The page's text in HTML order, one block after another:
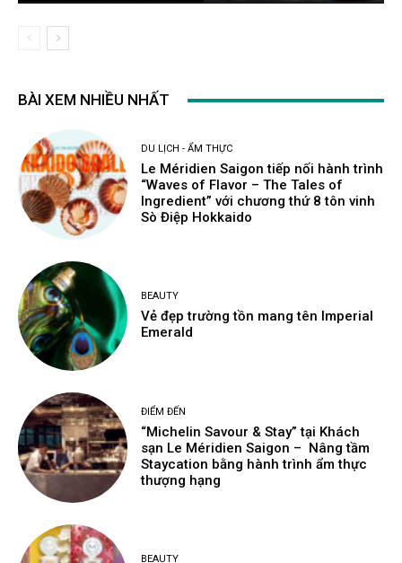
BÀI XEM NHIỀU NHẤT
DU LỊCH - ẨM THỰC
Le Méridien Saigon tiếp nối hành trình
“Waves of Flavor – The Tales of
Ingredient” với chương thứ 8 tôn vinh
Sò Điệp Hokkaido
BEAUTY
Vẻ đẹp trường tồn mang tên Imperial
Emerald
ĐIỂM ĐẾN
“Michelin Savour & Stay” tại Khách
sạn Le Méridien Saigon – Nâng tầm
Staycation bằng hành trình ẩm thực
thượng hạng
BEAUTY